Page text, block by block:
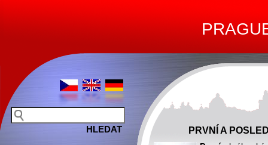
PRVNÍ A